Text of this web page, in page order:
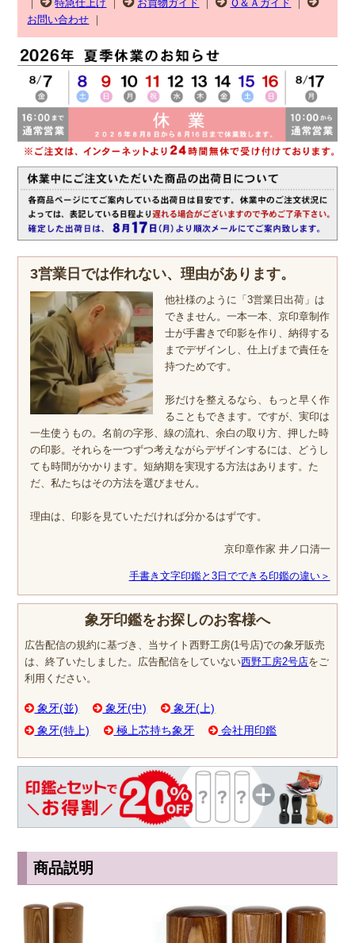
｜ 特急仕上げ ｜ お買物ガイド ｜ Ｑ＆Ａガイド
｜
お問い合わせ ｜
3営業日では作れない、理由があります。
他社様のように「3営業日出荷」は
できません。一本一本、京印章制作
士が手書きで印影を作り、納得する
までデザインし、仕上げまで責任を
持つためです。
形だけを整えるなら、もっと早く作
ることもできます。ですが、実印は
一生使うもの。名前の字形、線の流れ、余白の取り方、押した時
の印影。それらを一つずつ考えながらデザインするには、どうし
ても時間がかかります。短納期を実現する方法はあります。た
だ、私たちはその方法を選びません。
理由は、印影を見ていただければ分かるはずです。
京印章作家 井ノ口清一
手書き文字印鑑と3日でできる印鑑の違い＞
象牙印鑑をお探しのお客様へ
広告配信の規約に基づき、当サイト西野工房(1号店)での象牙販売
は、終了いたしました。広告配信をしていない西野工房2号店をご
利用ください。
象牙(並) 象牙(中)
象牙(上)
象牙(特上)
極上芯持ち象牙 会社用印鑑
商品説明